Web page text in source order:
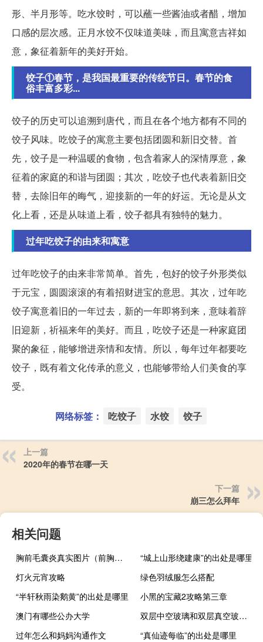
形、半月形等。吃水饺时，可以蘸一些酱油或者醋，增加
口感的层次感。正月水饺不仅味道美味，而且寓意吉祥如
意，象征着新年的美好开始。
饺子①春节，是我国最重要的传统节日。春节的食
俗丰富多彩...
饺子的历史可以追溯到唐代，而且在各个地方都有不同的
饺子风味。吃饺子的寓意主要包括团圆和新旧交替。首
先，饺子是一种温暖的食物，包含着家人的深情厚意，象
征着的家庭的和谐与团圆；其次，吃饺子也代表着新旧交
替，去除旧年的晦气，迎接新的一年的好运。无论是从文
化上看，还是从味道上看，饺子都具有独特的魅力。
过年吃饺子的由来和寓意
过年吃饺子的由来非常简单。首先，包好的饺子外形类似
于元宝，圆圆滚滚的有着招财进宝的意思。其次，过年吃
饺子寓意着旧的一年过去，新的一年即将到来，意味着辞
旧迎新，祈福来年的美好。而且，吃饺子还是一种家庭团
聚的象征，能够增进亲情和友情。所以，每年过年都要吃
饺子，既有着文化传承的意义，也能够带给人们美食的享
受。
网络标签： 吃饺子 水饺 饺子
上一篇
2020年的春节在哪一天
下一篇
崩三怎么拜年
相关问题
胸前毛囊炎真实图片（前胸后背长痘是湿气重吗）
“城上山形绕建康”的出处是哪里
灯火元宵攻略
绿色羽绒服怎么搭配
“半轩秋雨染鹅黄”的出处是哪里
小黑的宝藏2攻略第三章
澳门有哪些公办大学
双层中空玻璃和双层真空玻璃的区别
过年怎么和妈妈沟通作文
“真仙迹每临”的出处是哪里